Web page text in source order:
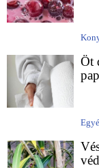
Öt